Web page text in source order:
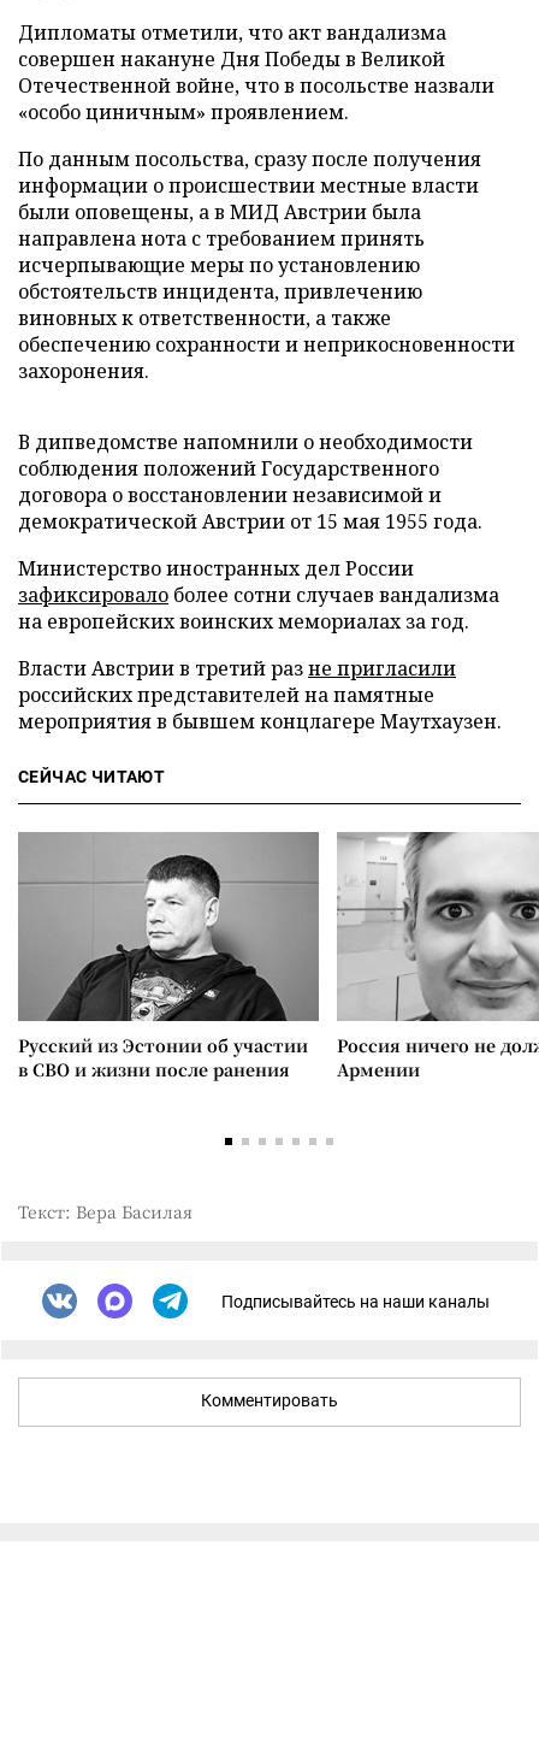
Дипломаты отметили, что акт вандализма
совершен накануне Дня Победы в Великой
Отечественной войне, что в посольстве назвали
«особо циничным» проявлением.
По данным посольства, сразу после получения
информации о происшествии местные власти
были оповещены, а в МИД Австрии была
направлена нота с требованием принять
исчерпывающие меры по установлению
обстоятельств инцидента, привлечению
виновных к ответственности, а также
обеспечению сохранности и неприкосновенности
захоронения.
В дипведомстве напомнили о необходимости
соблюдения положений Государственного
договора о восстановлении независимой и
демократической Австрии от 15 мая 1955 года.
Министерство иностранных дел России
зафиксировало более сотни случаев вандализма
на европейских воинских мемориалах за год.
Власти Австрии в третий разне пригласили
российских представителей на памятные
мероприятия в бывшем концлагере Маутхаузен.
СЕЙЧАС ЧИТАЮТ
Русский из Эстонии об участии
в СВО и жизни после ранения
Россия ничего не
Армении
Текст: Вера Басилая
Подписывайтесь на наши каналы
Комментировать